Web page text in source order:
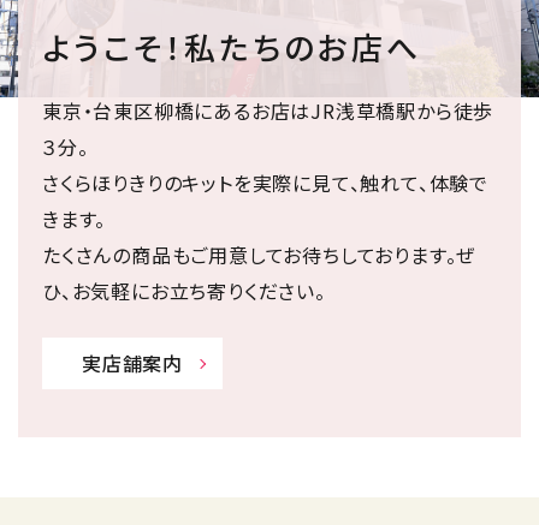
ようこそ！私たちのお店へ
東京・台東区柳橋にあるお店はJR浅草橋駅から徒歩
３分。
さくらほりきりのキットを実際に見て、触れて、体験で
きます。
たくさんの商品もご用意してお待ちしております。ぜ
ひ、お気軽にお立ち寄りください。
実店舗案内